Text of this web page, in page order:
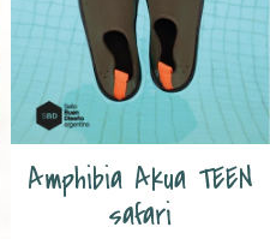
Amphibia Akua TEEN
safari